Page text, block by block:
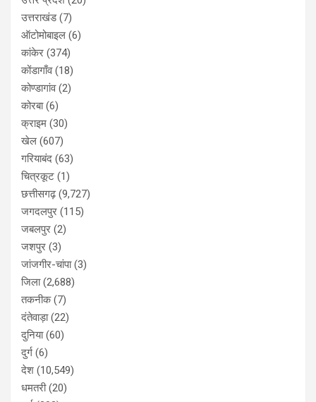
उत्तराखंड(7)
ऑटोमोबाइल (6)
कांकेर (374)
कोंडागाँव(18)
कोण्डागांव(2)
कोरबा(6)
क्राइम (30)
खेल (607)
गरियाबंद (63)
चित्रकूट (1)
छत्तीसगढ़(9,727)
जगदलपुर (115)
जबलपुर (2)
जशपुर (3)
जांजगीर-चांपा(3)
जिला(2,688)
तकनीक(7)
दंतेवाड़ा(22)
दुनिया(60)
दुर्ग (6)
देश (10,549)
धमतरी(20)